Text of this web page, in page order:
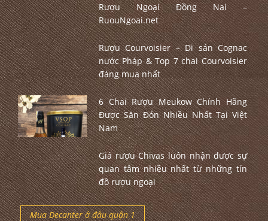
Rượu Ngoại Đồng Nai –
RuouNgoai.net
Rượu Courvoisier – Di sản Cognac
nước Pháp & Top 7 chai Courvoisier
đáng mua nhất
6 Chai Rượu Meukow Chính Hãng
Được Săn Đón Nhiều Nhất Tại Việt
Nam
Giá rượu Chivas luôn nhận được sự
quan tâm nhiều nhất từ những tín
đồ rượu ngoại
Mua Decanter ở đâu quận 1